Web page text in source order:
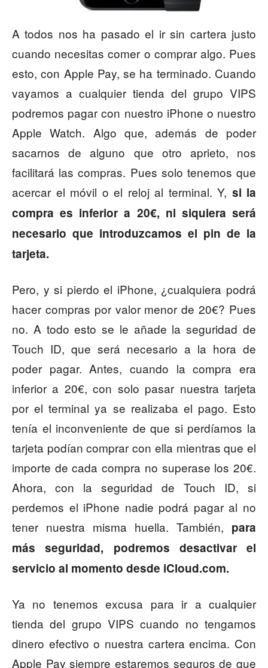
A todos nos ha pasado el ir sin cartera justo
cuando necesitas comer o comprar algo. Pues
esto, con Apple Pay, se ha terminado. Cuando
vayamos a cualquier tienda del grupo VIPS
podremos pagar con nuestro iPhone o nuestro
Apple Watch. Algo que, además de poder
sacarnos de alguno que otro aprieto, nos
facilitará las compras. Pues solo tenemos que
acercar el móvil o el reloj al terminal. Y, si la
compra es inferior a 20€, ni siquiera será
necesario que introduzcamos el pin de la
tarjeta.
Pero, y si pierdo el iPhone, ¿cualquiera podrá
hacer compras por valor menor de 20€? Pues
no. A todo esto se le añade la seguridad de
Touch ID, que será necesario a la hora de
poder pagar. Antes, cuando la compra era
inferior a 20€, con solo pasar nuestra tarjeta
por el terminal ya se realizaba el pago. Esto
tenía el inconveniente de que si perdíamos la
tarjeta podían comprar con ella mientras que el
importe de cada compra no superase los 20€.
Ahora, con la seguridad de Touch ID, si
perdemos el iPhone nadie podrá pagar al no
tener nuestra misma huella. También, para
más seguridad, podremos desactivar el
servicio al momento desde iCloud.com.
Ya no tenemos excusa para ir a cualquier
tienda del grupo VIPS cuando no tengamos
dinero efectivo o nuestra cartera encima. Con
Apple Pay siempre estaremos seguros de que